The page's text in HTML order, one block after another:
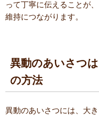
って丁寧に伝えることが
維持につながります。
異動のあいさつ
の方法
異動のあいさつには、大